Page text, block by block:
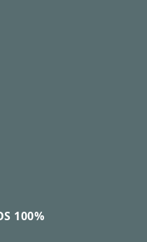
100%